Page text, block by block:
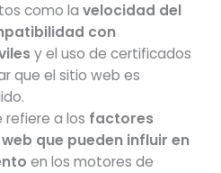
como la velocidad del
con
y el uso de certificados
que el sitio web es
refiere a los factores
que pueden influir en
en los motores de